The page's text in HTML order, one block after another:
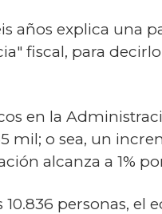
años explica una
fiscal, para
en la
mil; o sea, un
alcanza a 1%
personas, el